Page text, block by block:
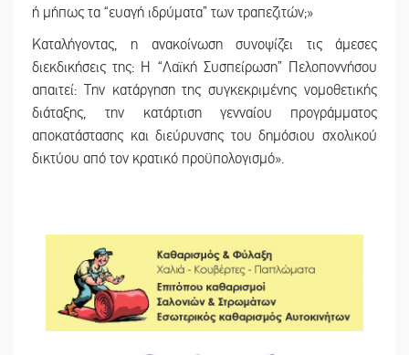
ή μήπως τα “ευαγή ιδρύματα” των τραπεζιτών;»
Καταλήγοντας, η ανακοίνωση συνοψίζει τις άμεσες
διεκδικήσεις της: Η “Λαϊκή Συσπείρωση” Πελοποννήσου
απαιτεί: Την κατάργηση της συγκεκριμένης νομοθετικής
διάταξης, την κατάρτιση γενναίου προγράμματος
αποκατάστασης και διεύρυνσης του δημόσιου σχολικού
δικτύου από τον κρατικό προϋπολογισμό».